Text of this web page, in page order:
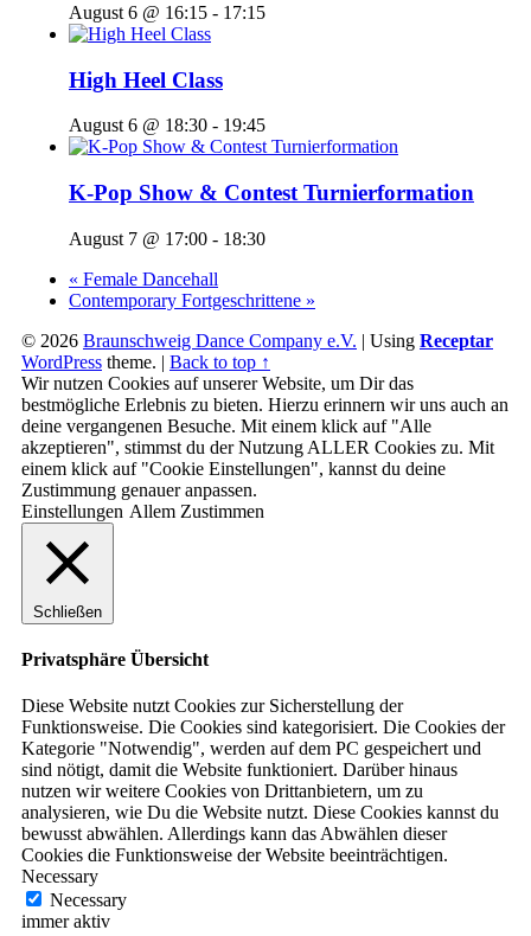
August 6 @ 16:15 - 17:15
High Heel Class
August 6 @ 18:30 - 19:45
K-Pop Show & Contest Turnierformation
August 7 @ 17:00 - 18:30
« Female Dancehall
Contemporary Fortgeschrittene »
© 2026 Braunschweig Dance Company e.V. | Using Receptar
WordPress theme. | Back to top ↑
Wir nutzen Cookies auf unserer Website, um Dir das
bestmögliche Erlebnis zu bieten. Hierzu erinnern wir uns auch an
deine vergangenen Besuche. Mit einem klick auf "Alle
akzeptieren", stimmst du der Nutzung ALLER Cookies zu. Mit
einem klick auf "Cookie Einstellungen", kannst du deine
Zustimmung genauer anpassen.
Einstellungen Allem Zustimmen
Schließen
Privatsphäre Übersicht
Diese Website nutzt Cookies zur Sicherstellung der
Funktionsweise. Die Cookies sind kategorisiert. Die Cookies der
Kategorie "Notwendig", werden auf dem PC gespeichert und
sind nötigt, damit die Website funktioniert. Darüber hinaus
nutzen wir weitere Cookies von Drittanbietern, um zu
analysieren, wie Du die Website nutzt. Diese Cookies kannst du
bewusst abwählen. Allerdings kann das Abwählen dieser
Cookies die Funktionsweise der Website beeinträchtigen.
Necessary
Necessary
immer aktiv